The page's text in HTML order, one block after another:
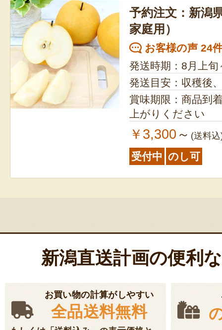
予約注文：新潟
家庭用）
お客様の声 24
発送時期：8月上旬
発送目安：収穫後
賞味期限：商品到
上がりください
￥3,300 ～ (送料
受付中 のし可
新潟直送計画の便利
お買い物の計算がしやすい
全品送料無料